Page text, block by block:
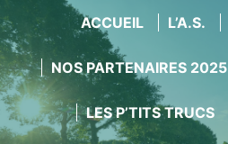
ACCUEIL L’A.S.
NOS PARTENAIRES 2025
LES P’TITS TRUCS